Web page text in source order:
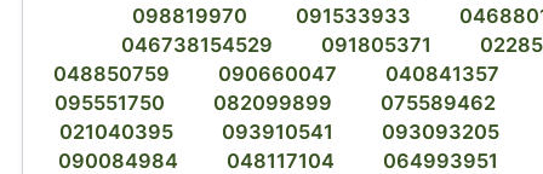
098819970
091533933
046738154529
091805371
048850759
090660047
040841357
095551750
082099899
075589462
021040395
093910541
093093205
090084984
048117104
064993951